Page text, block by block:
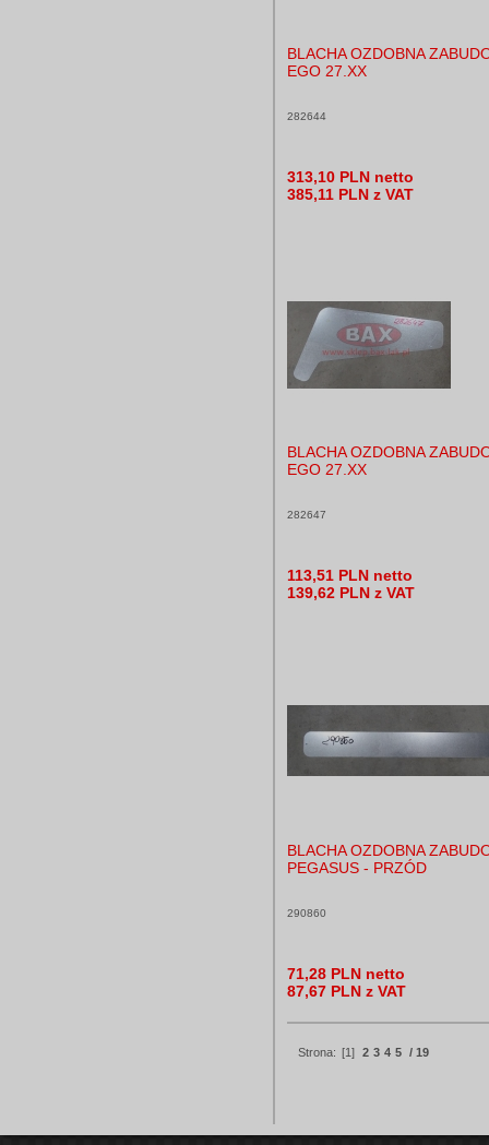
BLACHA OZDOBNA
EGO 27.XX
282644
313,10 PLN netto
385,11 PLN z VAT
BLACHA OZDOBNA
EGO 27.XX
282647
113,51 PLN netto
139,62 PLN z VAT
BLACHA OZDOBNA
PEGASUS - PRZÓD
290860
71,28 PLN netto
87,67 PLN z VAT
Strona: [1] 2 3 4 5 / 19